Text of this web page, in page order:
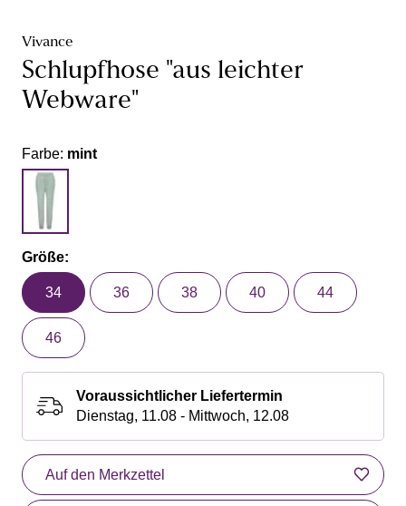
Vivance
Schlupfhose "aus leichter
Webware"
Farbe: mint
Größe:
34 36 38 40 44
46
Voraussichtlicher Liefertermin
Dienstag, 11.08 - Mittwoch, 12.08
Auf den Merkzettel